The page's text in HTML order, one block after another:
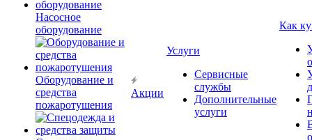
Насосное
оборудование
Оборудование и
средства
пожаротушения
Акции
Услуги
Сервисные
службы
Дополнительные
услуги
Как